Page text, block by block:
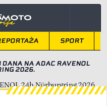
SPORT
DANA NA ADAC RAVENOL
2026.